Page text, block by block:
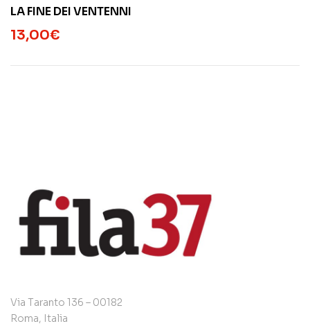
LA FINE DEI VENTENNI
13,00€
Via Taranto 136 – 00182
Roma, Italia